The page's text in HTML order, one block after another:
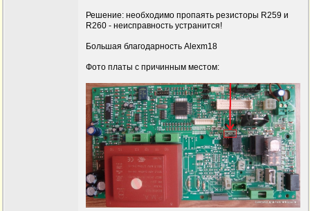
Решение: необходимо пропаять резисторы R259 и
R260 - неисправность устранится!
Большая благодарность Alexm18
Фото платы с причинным местом: